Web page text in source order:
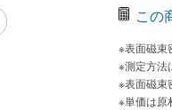
この
※表面磁束
※測定方法
※表面磁束
※単価は原